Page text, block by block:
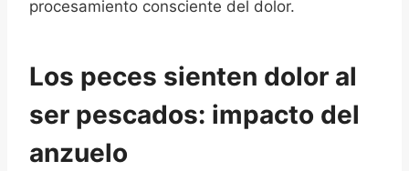
procesamiento consciente del dolor.
Los peces sienten dolor al
ser pescados: impacto del
anzuelo